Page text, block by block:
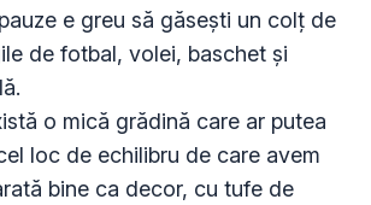
e greu să găsești un colț de
de fotbal, volei, baschet și
o mică grădină care ar putea
loc de echilibru de care avem
bine ca decor, cu tufe de